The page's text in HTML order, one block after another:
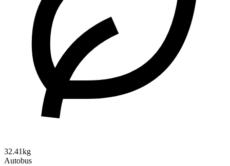
32.41kg
Autobus